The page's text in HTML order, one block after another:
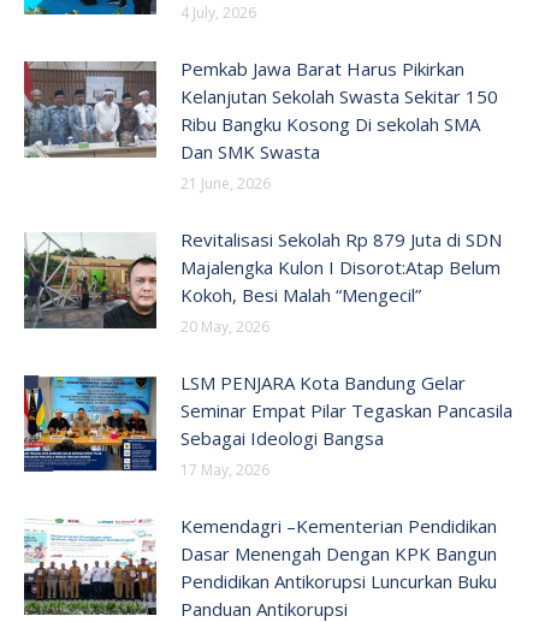
4 July, 2026
Pemkab Jawa Barat Harus Pikirkan
Kelanjutan Sekolah Swasta Sekitar 150
Ribu Bangku Kosong Di sekolah SMA
Dan SMK Swasta
21 June, 2026
Revitalisasi Sekolah Rp 879 Juta di SDN
Majalengka Kulon I Disorot:Atap Belum
Kokoh, Besi Malah “Mengecil”
20 May, 2026
LSM PENJARA Kota Bandung Gelar
Seminar Empat Pilar Tegaskan Pancasila
Sebagai Ideologi Bangsa
17 May, 2026
Kemendagri –Kementerian Pendidikan
Dasar Menengah Dengan KPK Bangun
Pendidikan Antikorupsi Luncurkan Buku
Panduan Antikorupsi